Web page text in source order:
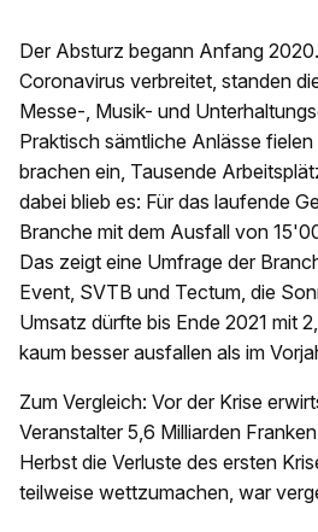
Der Absturz begann Anfang
Coronavirus verbreitet, standen
Messe-, Musik- und
Praktisch sämtliche Anlässe
brachen ein, Tausende
dabei blieb es: Für das laufende
Branche mit dem Ausfall von
Das zeigt eine Umfrage der
Event, SVTB und Tectum, die
Umsatz dürfte bis Ende 2021 mit
kaum besser ausfallen als im
Zum Vergleich: Vor der Krise
Veranstalter 5,6 Milliarden
Herbst die Verluste des ersten
teilweise wettzumachen, war